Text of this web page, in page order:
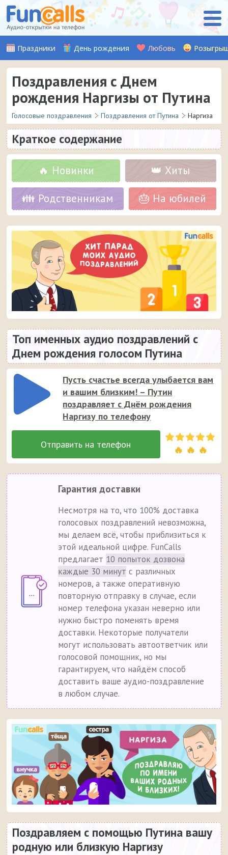
Праздники День рождения Любовь
Поздравления с Днем
рождения Наргизы от Путина
Голосовые поздравления Поздравления от Путина Наргиза
Краткое содержание
🔥 Новинки 👑 Хиты
👪 Родственникам 🎂 На юбилей
Топ именных аудио поздравлений с
Днем рождения голосом Путина
Пусть счастье всегда улыбается вам
и вашим близким! – Путин
поздравляет с Днём рождения
Наргизу по телефону
🔥 🔥 🔥
Гарантия доставки
Несмотря на то, что 100% доставка
голосовых поздравлений невозможна,
мы делаем всё, чтобы приблизиться к
этой идеальной цифре. FunCalls
предлагает 10 попыток дозвона
каждые 30 минут с различных
номеров, а также оперативную
повторную отправку в случае, если
номер телефона указан неверно или
нужно быстро поменять время
доставки. Некоторые получатели
могут использовать автоответчик или
голосовой помощник, но мы
гарантируем, что найдём способ
доставить ваше аудио-поздравление
в любом случае.
Поздравляем с помощью Путина вашу
родную или близкую Наргизу